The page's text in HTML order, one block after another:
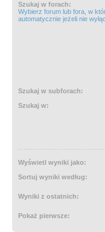
Szukaj w forach:
Wybierz forum lub fora, w
automatycznie jeżeli nie
Szukaj w subforach:
Szukaj w:
Wyświetl wyniki jako:
Sortuj wyniki według:
Wyniki z ostatnich:
Pokaż pierwsze: